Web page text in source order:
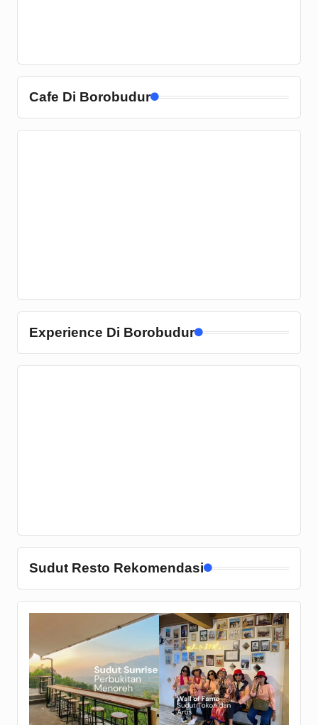
Cafe Di Borobudur
Experience Di Borobudur
Sudut Resto Rekomendasi